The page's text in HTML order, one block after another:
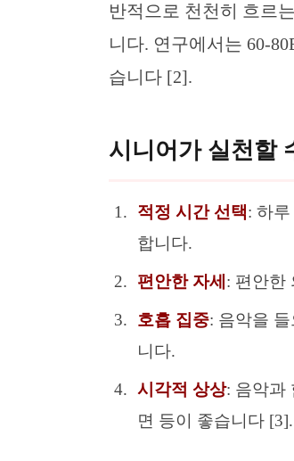
반적으로 천천히 흐르
니다. 연구에서는 60-
습니다 [2].
시니어가 실천할
적정 시간 선택: 하
합니다.
편안한 자세 : 편안한
호흡 집중: 음악을
니다.
시각적 상상: 음악과
면 등이 좋습니다 [3].